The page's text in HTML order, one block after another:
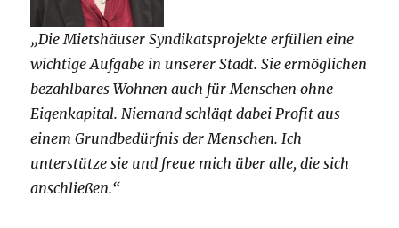
„Die Mietshäuser Syndikatsprojekte erfüllen eine
wichtige Aufgabe in unserer Stadt. Sie ermöglichen
bezahlbares Wohnen auch für Menschen ohne
Eigenkapital. Niemand schlägt dabei Profit aus
einem Grundbedürfnis der Menschen. Ich
unterstütze sie und freue mich über alle, die sich
anschließen.“